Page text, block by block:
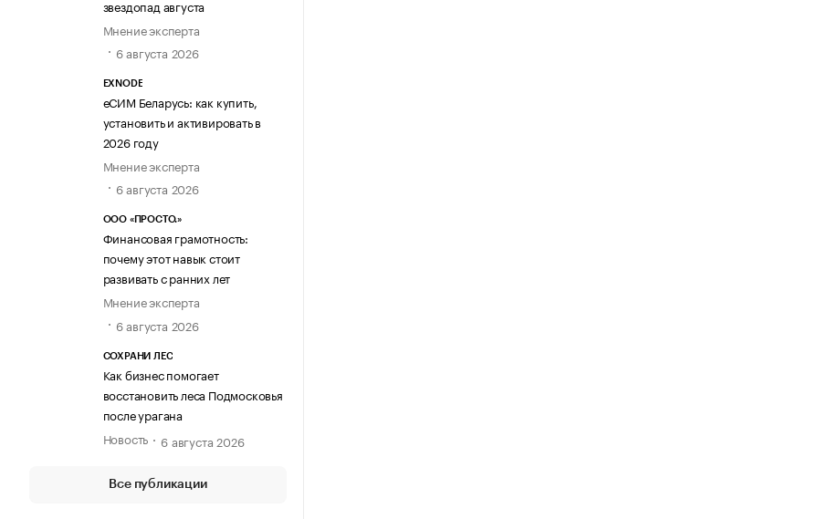
звездопад августа
Мнение эксперта
6 августа 2026
EXNODE
еСИМ Беларусь: как купить,
установить и активировать в
2026 году
Мнение эксперта
6 августа 2026
ООО «ПРОСТО.»
Финансовая грамотность:
почему этот навык стоит
развивать с ранних лет
Мнение эксперта
6 августа 2026
СОХРАНИ ЛЕС
Как бизнес помогает
восстановить леса Подмосковья
после урагана
Новость
6 августа 2026
Все публикации